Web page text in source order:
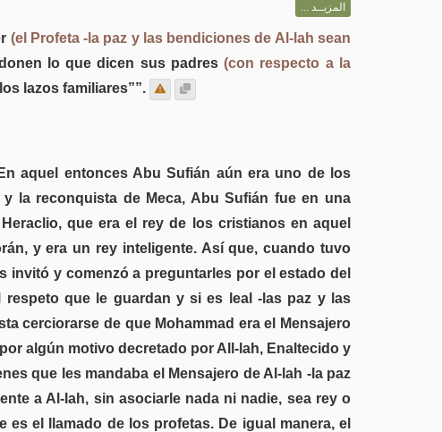
المزيــد ...
(el Profeta -la paz y las bendiciones de Al-lah sean
lo que dicen sus padres(con respecto a la
lazos familiares””.
aquel entonces Abu Sufián aún era uno de los
la reconquista de Meca, Abu Sufián fue en una
que era el rey de los cristianos en aquel
y era un rey inteligente. Así que, cuando tuvo
invitó y comenzó a preguntarles por el estado del
que le guardan y si es leal -las paz y las
cerciorarse de que Mohammad era el Mensajero
algún motivo decretado por All-lah, Enaltecido y
que les mandaba el Mensajero de Al-lah -la paz
a Al-lah, sin asociarle nada ni nadie, sea rey o
el llamado de los profetas. De igual manera, el